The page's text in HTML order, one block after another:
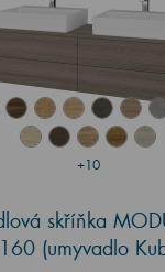
+10
skříňka
160 (umyvadlo